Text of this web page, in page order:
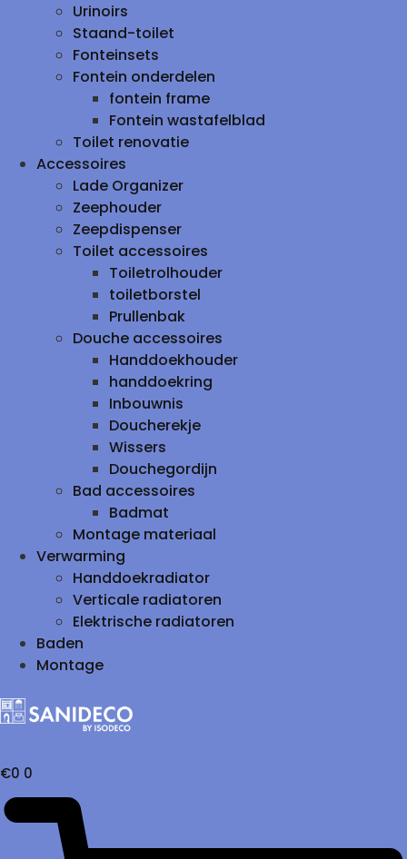
Urinoirs
Staand-toilet
Fonteinsets
Fontein onderdelen
fontein frame
Fontein wastafelblad
Toilet renovatie
Accessoires
Lade Organizer
Zeephouder
Zeepdispenser
Toilet accessoires
Toiletrolhouder
toiletborstel
Prullenbak
Douche accessoires
Handdoekhouder
handdoekring
Inbouwnis
Doucherekje
Wissers
Douchegordijn
Bad accessoires
Badmat
Montage materiaal
Verwarming
Handdoekradiator
Verticale radiatoren
Elektrische radiatoren
Baden
Montage
€0 0